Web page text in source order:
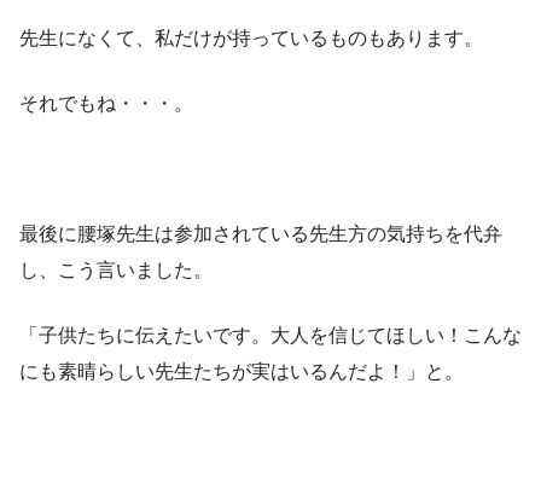
先生になくて、私だけが持っているものもあります。
それでもね・・・。
最後に腰塚先生は参加されている先生方の気持ちを代弁
し、こう言いました。
「子供たちに伝えたいです。大人を信じてほしい！こんな
にも素晴らしい先生たちが実はいるんだよ！」と。